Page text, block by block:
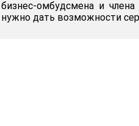
бизнес-омбудсмена и
нужно дать возможности